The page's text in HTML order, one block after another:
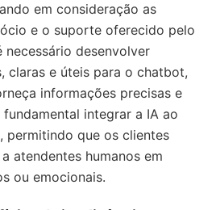
em consideração as
e o suporte oferecido pelo
necessário desenvolver
claras e úteis para o chatbot,
informações precisas e
integrar a IA ao
permitindo que os clientes
atendentes humanos em
ou emocionais.